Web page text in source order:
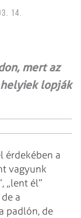
14.
mert az
lopják
érdekében a
vagyunk
„lent él”
a
padlón, de